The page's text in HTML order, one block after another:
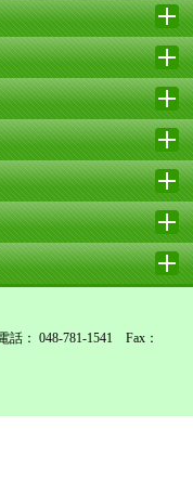
： 048-781-1541 Fax：